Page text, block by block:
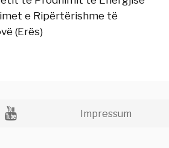
e Ripërtërishme të
(Erës)
Impressum